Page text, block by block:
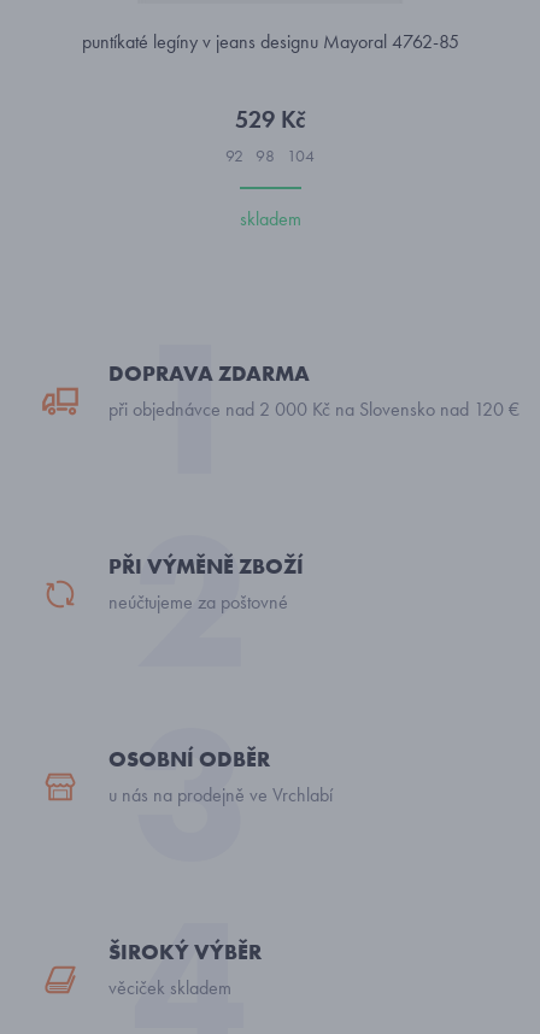
puntíkaté legíny v jeans designu Mayoral 4762-85
529 Kč
92 98 104
skladem
DOPRAVA ZDARMA
při objednávce nad 2 000 Kč na Slovensko nad 120 €
PŘI VÝMĚNĚ ZBOŽÍ
neúčtujeme za poštovné
OSOBNÍ ODBĚR
u nás na prodejně ve Vrchlabí
ŠIROKÝ VÝBĚR
věciček skladem